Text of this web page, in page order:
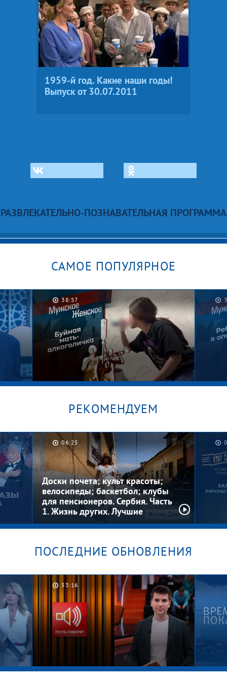
1959-й год. Какие наши годы!
Выпуск от 30.07.2011
РАЗВЛЕКАТЕЛЬНО-ПОЗНАВАТЕЛЬНАЯ ПРОГРАММА
САМОЕ ПОПУЛЯРНОЕ
38:57
Секрет Дианы. Мужское /
Женское
РЕКОМЕНДУЕМ
06:25
Доски почета; культ красоты;
велосипеды; баскетбол; клубы
для пенсионеров. Сербия. Часть
1. Жизнь других. Лучшие
моменты
Где?
ПОСЛЕДНИЕ ОБНОВЛЕНИЯ
53:16